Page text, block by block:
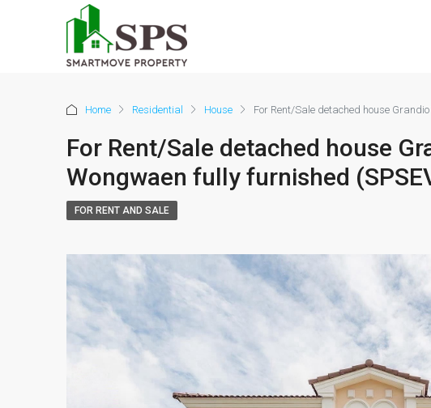
Home Residential House For Rent/Sale detached house
For Rent/Sale detached house
Wongwaen fully furnished
FOR RENT AND SALE